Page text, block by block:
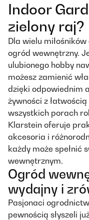
Indoor
zielony raj?
Dla wielu
ogród wewnętrzny.
ulubionego hobby
możesz zamienić
dzięki odpowiednim
żywności z
wszystkich porach
Klarstein oferuje
akcesoria i
każdy może spełnić
wewnętrznym.
Ogród
wydajny i
Pasjonaci
pewnością słyszeli